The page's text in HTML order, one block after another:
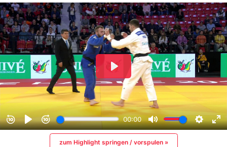
zum Highlight springen / vorspulen »